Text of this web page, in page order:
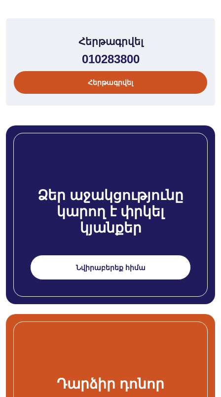
Հերթագրվել
010283800
Հերթագրվել
Ձեր աջակցությունը
կարող է փրկել
կյանքեր
Նվիրաբերեք հիմա
Դարձիր դոնոր